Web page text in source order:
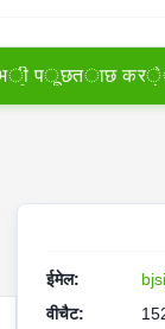
ी पूछताछ करे
ईमेल:
वीचैट: